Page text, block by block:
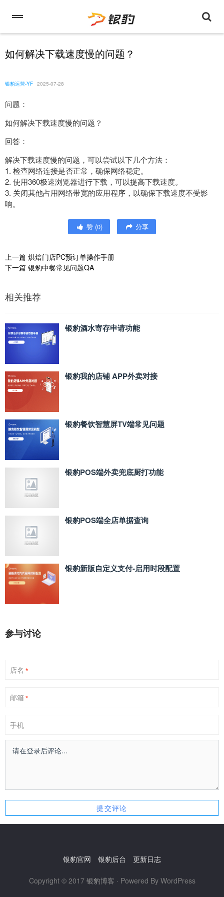
如何解决下载速度慢的问题？
银豹运营-YF 2025-07-28
问题：
如何解决下载速度慢的问题？
回答：
解决下载速度慢的问题，可以尝试以下几个方法：
1. 检查网络连接是否正常，确保网络稳定。
2. 使用360极速浏览器进行下载，可以提高下载速度。
3. 关闭其他占用网络带宽的应用程序，以确保下载速度不受影
响。
赞 (0) 分享
上一篇 烘焙门店PC预订单操作手册
下一篇 银豹中餐常见问题QA
相关推荐
银豹酒水寄存申请功能
银豹我的店铺 APP外卖对接
银豹餐饮智慧屏TV端常见问题
银豹POS端外卖兜底厨打功能
银豹POS端全店单据查询
银豹新版自定义支付‑启用时段配置
参与讨论
店名 *
邮箱 *
手机
银豹官网 银豹后台 更新日志
Copyright © 2017 银豹博客 · Powered By WordPress